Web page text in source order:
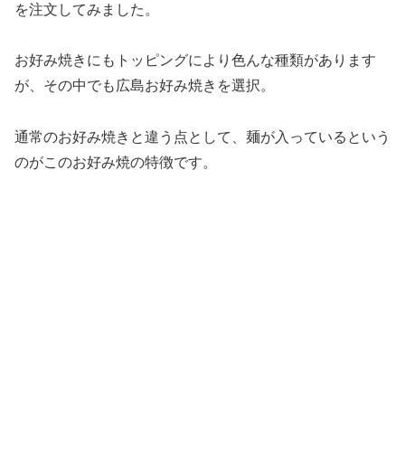
を注文してみました。
お好み焼きにもトッピングにより色んな種類があります
が、その中でも広島お好み焼きを選択。
通常のお好み焼きと違う点として、麺が入っているという
のがこのお好み焼の特徴です。